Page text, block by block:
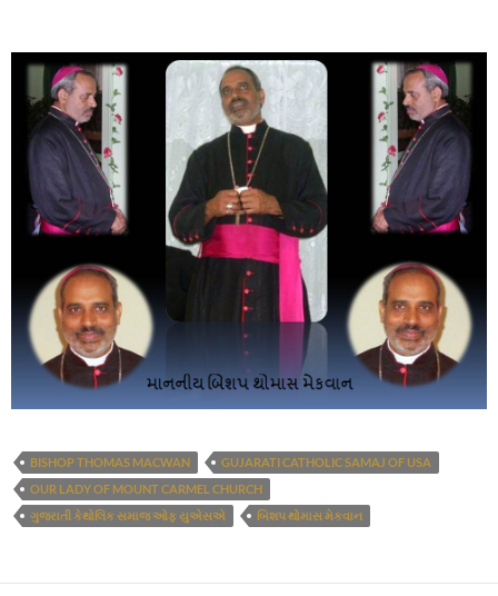
BISHOP THOMAS MACWAN
GUJARATI CATHOLIC SAMAJ OF USA
OUR LADY OF MOUNT CARMEL CHURCH
ગુજરાતી કેથોલિક સમાજ ઓફ યુએસએ
બિશપ થોમાસ મેકવાન